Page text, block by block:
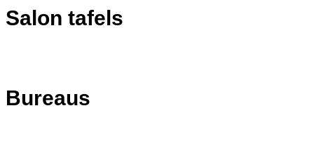
Salon tafels
Bureaus